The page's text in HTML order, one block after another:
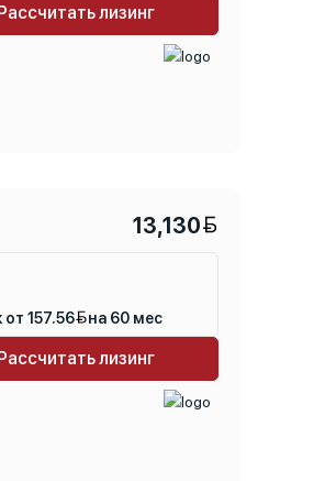
лизинг
13,130
157.56 на 60 мес
лизинг